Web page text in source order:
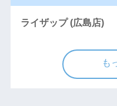
ライザップ (広島店)
も